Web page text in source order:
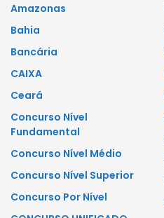
Amazonas
Bahia
Bancária
CAIXA
Ceará
Concurso Nível
Fundamental
Concurso Nível Médio
Concurso Nível Superior
Concurso Por Nível